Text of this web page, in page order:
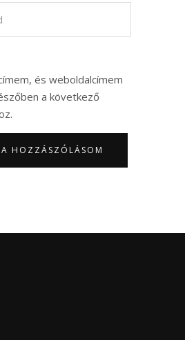
és weboldalcímem
a következő